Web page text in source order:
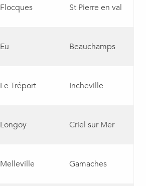
Flocques St Pierre en val
Eu Beauchamps
Le Tréport Incheville
Longoy Criel sur Mer
Melleville Gamaches